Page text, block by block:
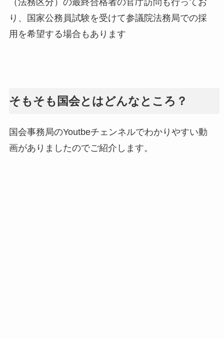
（法務区分）の最終合格者の官庁訪問も行ってお
り、国家公務員試験を受けて参議院法務局での採
用を希望する場合もあります
そもそも国会とはどんなところ？
国会事務局のYoutbeチェンネルでわかりやすい動
画がありましたのでご紹介します。